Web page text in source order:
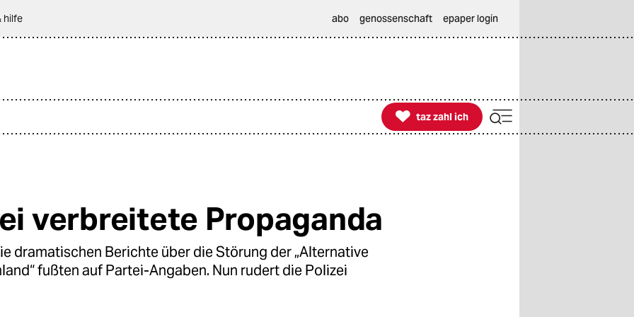
hilfe abo genossenschaft epaper login

taz zahl ich
taz zahl ich
verbreitete Propaganda
dramatischen Berichte über die Störung der „Alternative
fußten auf Partei-Angaben. Nun rudert die Polizei